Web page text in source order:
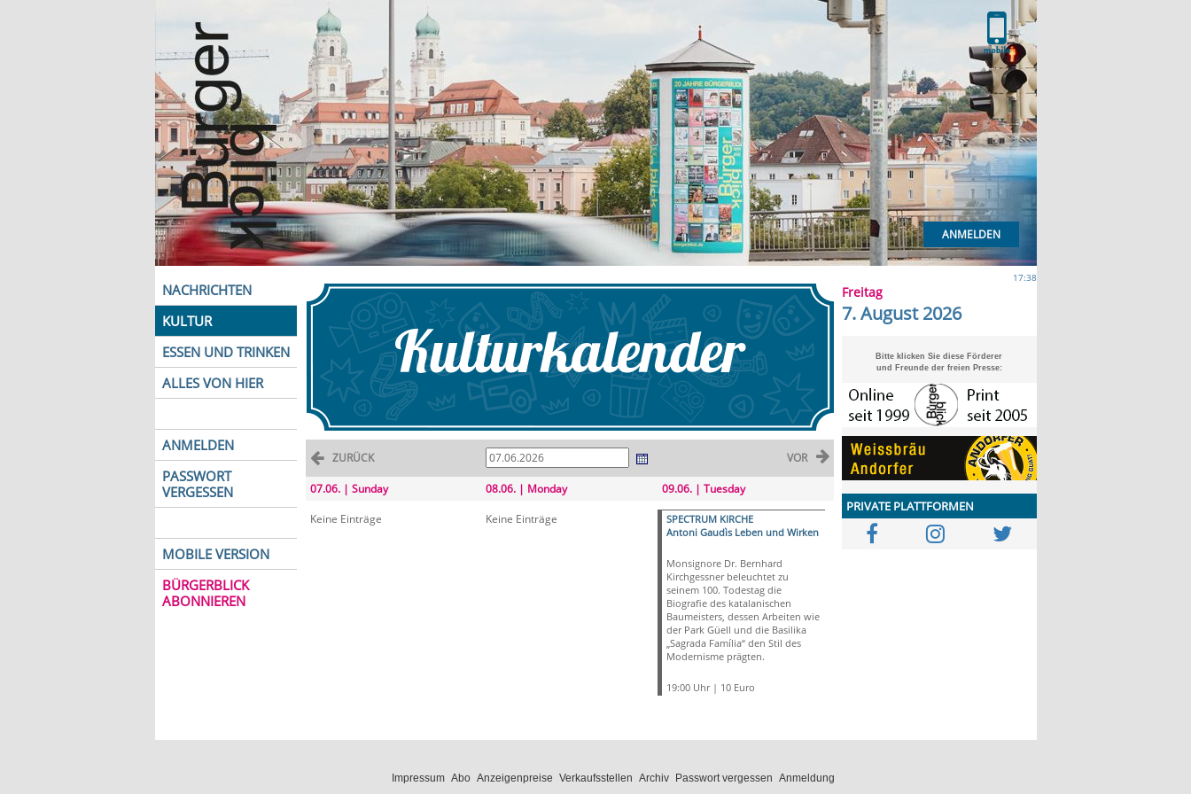
ANMELDEN
NACHRICHTEN
KULTUR
ESSEN UND TRINKEN
ALLES VON HIER
ANMELDEN
PASSWORT
VERGESSEN
MOBILE VERSION
BÜRGERBLICK
ABONNIEREN
ZURÜCK VOR
07.06. | Sunday
Keine Einträge
08.06. | Monday
Keine Einträge
09.06. | Tuesday
SPECTRUM KIRCHE
Antoni Gaudìs Leben und Wirken
Monsignore Dr. Bernhard
Kirchgessner beleuchtet zu
seinem 100. Todestag die
Biografie des katalanischen
Baumeisters, dessen Arbeiten wie
der Park Güell und die Basilika
„Sagrada Família“ den Stil des
Modernisme prägten.
19:00 Uhr | 10 Euro
17:38
Freitag
7. August 2026
Bitte klicken Sie diese Förderer
und Freunde der freien Presse:
PRIVATE PLATTFORMEN
Impressum Abo Anzeigenpreise Verkaufsstellen Archiv Passwort vergessen Anmeldung